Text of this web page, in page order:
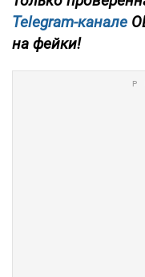
Telegram-канале
на фейки!